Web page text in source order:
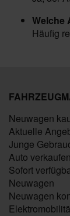
Welche
Häufig
Neuwagen
Aktuelle
Junge
Auto verkaufen
Sofort
Neuwagen
Neuwagen